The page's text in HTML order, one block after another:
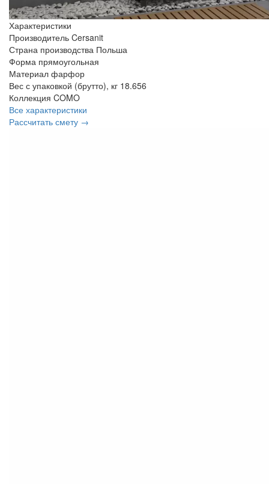
Характеристики
Производитель Cersanit
Страна производства Польша
Форма прямоугольная
Материал фарфор
Вес с упаковкой (брутто), кг 18.656
Коллекция COMO
Все характеристики
Рассчитать смету →